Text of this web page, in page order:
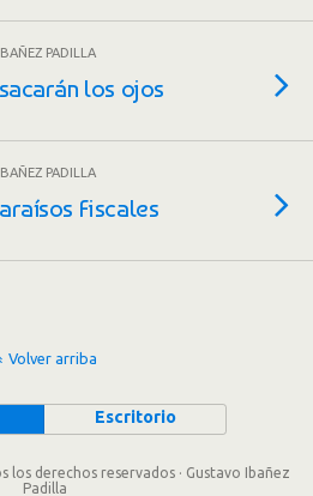
PADILLA
los ojos
PADILLA
Fiscales
Volver arriba
Escritorio
los derechos reservados · Gustavo Ibañez
Padilla